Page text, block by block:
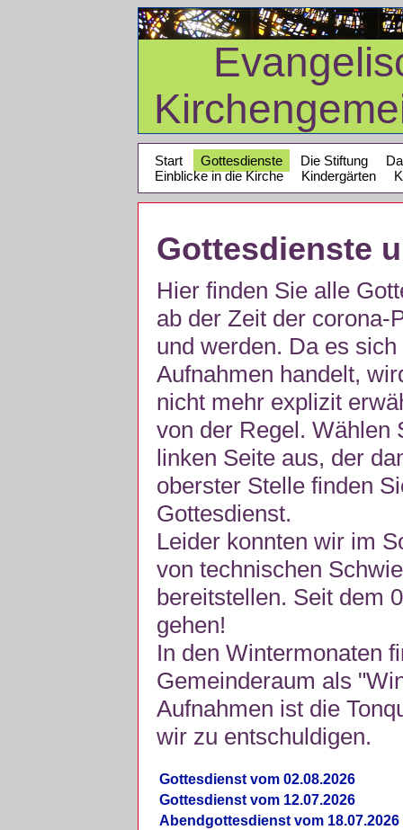
Start Gottesdienste Die Stiftung
Einblicke in die Kirche
Kindergärten
Gottesdienste
Hier finden Sie alle
ab der Zeit der corona-
und werden. Da es
Aufnahmen handelt,
nicht mehr explizit
von der Regel. Wählen
linken Seite aus, der
oberster Stelle finden
Gottesdienst.
Leider konnten wir im
von technischen
bereitstellen. Seit dem
gehen!
In den Wintermonaten
Gemeinderaum als
Aufnahmen ist die
wir zu entschuldigen.
Gottesdienst vom 02.08.2026
Gottesdienst vom 12.07.2026
Abendgottesdienst vom 18.07.2026